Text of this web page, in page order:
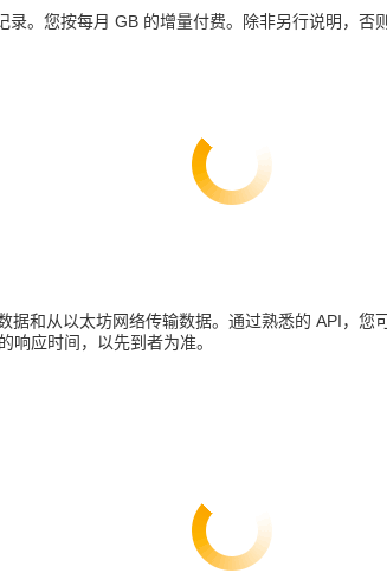
。您按每月 GB 的增量付费。除非另行说明，否
和从以太坊网络传输数据。通过熟悉的 API，
响应时间，以先到者为准。